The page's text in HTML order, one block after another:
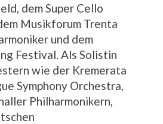
dem Super Cello
Musikforum Trenta
und dem
Festival. Als Solistin
wie der Kremerata
Symphony Orchestra,
Philharmonikern,